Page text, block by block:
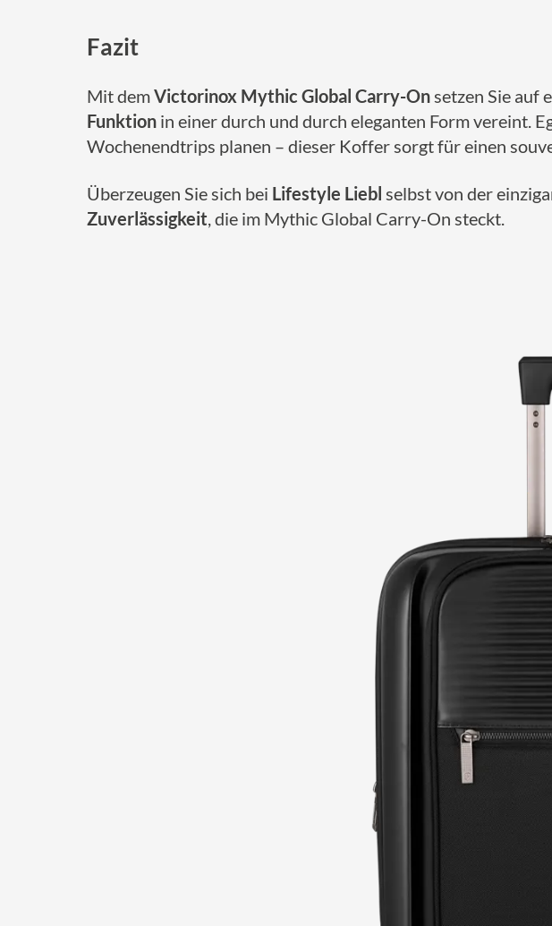
Fazit
Mit demVictorinox Mythic Global Carry-Onsetzen Sie auf
Funktion in einer durch und durch eleganten Form vereint.
Wochenendtrips planen – dieser Koffer sorgt für einen
Überzeugen Sie sich bei Lifestyle Liebl selbst von der
Zuverlässigkeit, die im Mythic Global Carry-On steckt.